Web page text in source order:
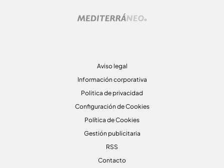
Aviso legal
Información corporativa
Politica de privacidad
Configuración de Cookies
Política de Cookies
Gestión publicitaria
RSS
Contacto